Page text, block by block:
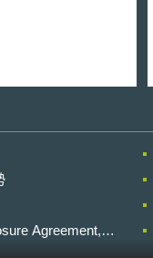
Agreement,